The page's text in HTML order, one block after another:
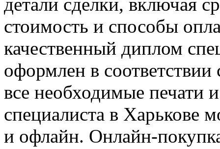
стоимость и способы
качественный диплом
оформлен в соответствии
все необходимые печати
специалиста в Харькове
и офлайн. Онлайн-